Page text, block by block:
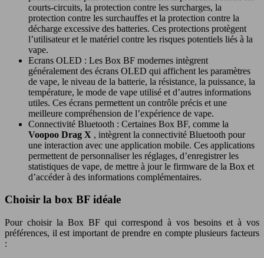
courts-circuits, la protection contre les surcharges, la
protection contre les surchauffes et la protection contre la
décharge excessive des batteries. Ces protections protègent
l’utilisateur et le matériel contre les risques potentiels liés à la
vape.
Ecrans OLED : Les Box BF modernes intègrent
généralement des écrans OLED qui affichent les paramètres
de vape, le niveau de la batterie, la résistance, la puissance, la
température, le mode de vape utilisé et d’autres informations
utiles. Ces écrans permettent un contrôle précis et une
meilleure compréhension de l’expérience de vape.
Connectivité Bluetooth : Certaines Box BF, comme la
Voopoo Drag X , intègrent la connectivité Bluetooth pour
une interaction avec une application mobile. Ces applications
permettent de personnaliser les réglages, d’enregistrer les
statistiques de vape, de mettre à jour le firmware de la Box et
d’accéder à des informations complémentaires.
Choisir la box BF idéale
Pour choisir la Box BF qui correspond à vos besoins et à vos
préférences, il est important de prendre en compte plusieurs facteurs
: